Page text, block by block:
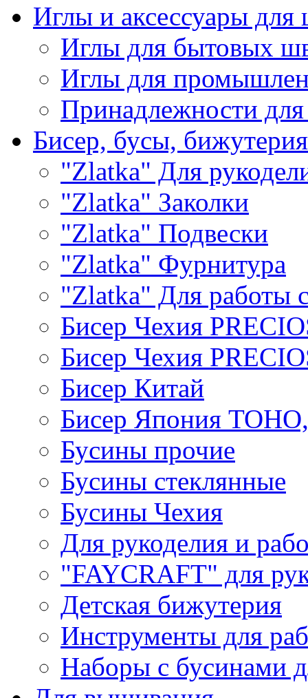
Иглы и аксессуары
Иглы для бытовых
Иглы для
Принадлежности
Бисер, бусы, бижутерия
"Zlatka" Для
"Zlatka" Заколки
"Zlatka" Подвески
"Zlatka" Фурнитура
"Zlatka" Для работы
Бисер Чехия
Бисер Чехия
Бисер Китай
Бисер Япония
Бусины прочие
Бусины стеклянные
Бусины Чехия
Для рукоделия и
"FAYCRAFT" для
Детская бижутерия
Инструменты для
Наборы с бусинами